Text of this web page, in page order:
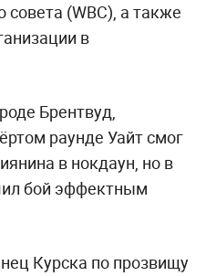
совета (WBC), а также
в
Брентвуд,
раунде Уайт смог
в нокдаун, но в
бой эффектным
Курска по прозвищу